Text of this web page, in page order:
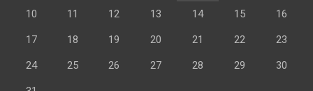
10 11 12 13 14 15 16
17 18 19 20 21 22 23
24 25 26 27 28 29 30